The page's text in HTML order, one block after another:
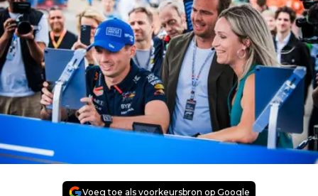
Voeg toe als voorkeursbron op Google